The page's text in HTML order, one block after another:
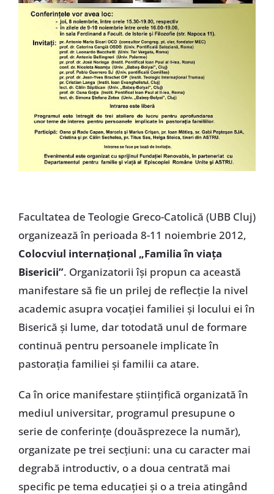
Facultatea de Teologie Greco-Catolică (UBB Cluj)
organizează în perioada 8-11 noiembrie 2012,
Colocviul internaţional „Familia în viaţa
Bisericii”. Organizatorii îşi propun ca această
manifestare să fie un prilej de reflecţie la nivel
academic asupra vocaţiei familiei şi locului ei în
Biserică şi lume, dar totodată unul de formare
continuă pentru persoanele implicate în
pastoraţia familiei şi familii ca atare.
Ca în orice manifestare ştiinţifică organizată în
mediul universitar, programul presupune o
serie de conferinţe (douăsprezece la număr),
organizate pe trei secţiuni: una cu caracter mai
degrabă introductiv, o a doua centrată mai
specific pe tema educaţiei şi o a treia atingând